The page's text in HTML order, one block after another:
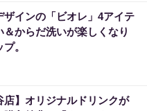
ザインの「ビオレ」4アイテ
からだ洗いが楽しくなり
。
店】オリジナルドリンクが